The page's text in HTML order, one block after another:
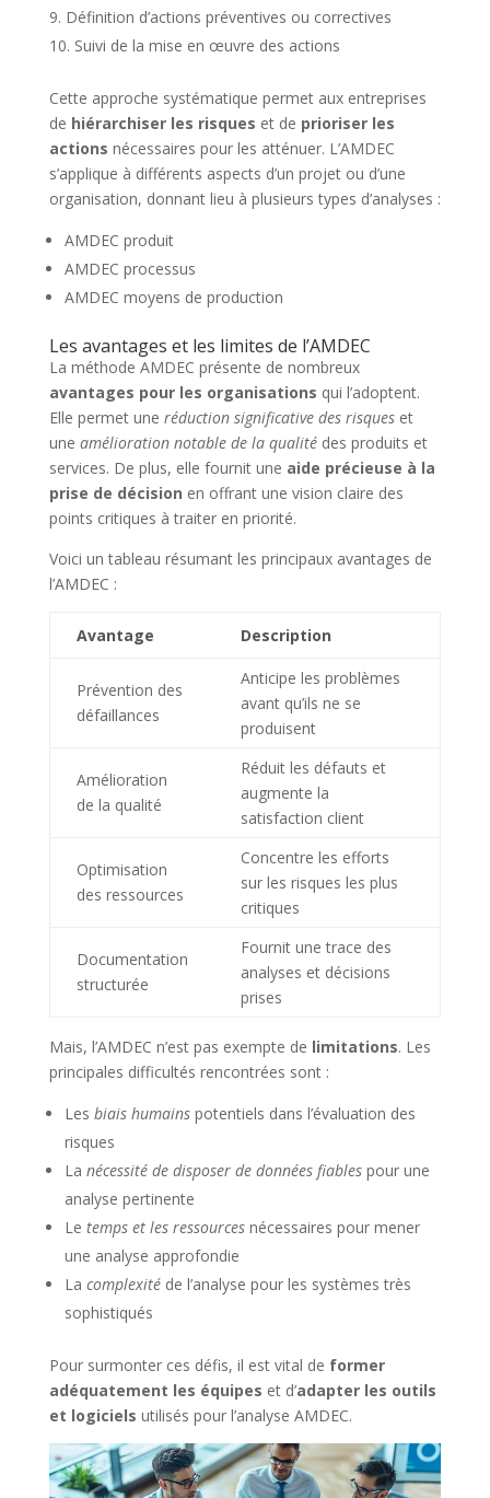
Définition d’actions préventives ou correctives
Suivi de la mise en œuvre des actions
Cette approche systématique permet aux entreprises
de hiérarchiser les risques et de prioriser les
actions nécessaires pour les atténuer. L’AMDEC
s’applique à différents aspects d’un projet ou d’une
organisation, donnant lieu à plusieurs types d’analyses :
AMDEC produit
AMDEC processus
AMDEC moyens de production
Les avantages et les limites de l’AMDEC
La méthode AMDEC présente de nombreux
avantages pour les organisations qui l’adoptent.
Elle permet une réduction significative des risqueset
une amélioration notable de la qualitédes produits et
services. De plus, elle fournit une aide précieuse à la
prise de décision en offrant une vision claire des
points critiques à traiter en priorité.
Voici un tableau résumant les principaux avantages de
l’AMDEC :
Avantage Description
Prévention des
défaillances
Anticipe les problèmes
avant qu’ils ne se
produisent
Amélioration
de la qualité
Réduit les défauts et
augmente la
satisfaction client
Optimisation
des ressources
Concentre les efforts
sur les risques les plus
critiques
Documentation
structurée
Fournit une trace des
analyses et décisions
prises
Mais, l’AMDEC n’est pas exempte de limitations. Les
principales difficultés rencontrées sont :
Les biais humainspotentiels dans l’évaluation des
risques
La nécessité de disposer de données fiablespour une
analyse pertinente
Le temps et les ressourcesnécessaires pour mener
une analyse approfondie
La complexitéde l’analyse pour les systèmes très
sophistiqués
Pour surmonter ces défis, il est vital de former
adéquatement les équipes et d’adapter les outils
et logiciels utilisés pour l’analyse AMDEC.